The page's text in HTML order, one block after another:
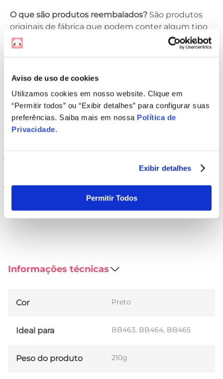
Aviso de uso de cookies
Utilizamos cookies em nosso website. Clique em
“Permitir todos” ou “Exibir detalhes” para configurar suas
preferências. Saiba mais em nossa Política de
Privacidade.
Exibir detalhes
Permitir Todos
O que são produtos reembalados? São produtos
originais de fábrica que podem conter algum tipo
de avaria. Os produtos reembalados podem não
acompanhar os acessórios, mas isso não impacta
aparência, que não afetam a funcionalidade e uso.
vícios ocultos. Não cobrimos eventuais danos
estéticos.
Advertências e instruções
Antes de usar, leia atentamente todos os rótulos,
avisos e indicações existentes na embalagem e no
manual de instruções do produto.
Informações técnicas
Cor Preto
Ideal para BB463, BB464, BB465
Peso do produto 210g